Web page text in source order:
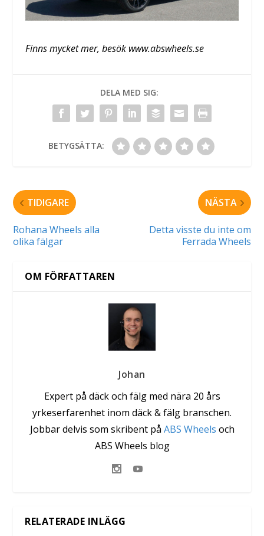
Finns mycket mer, besök www.abswheels.se
DELA MED SIG:
BETYGSÄTTA:
TIDIGARE
Rohana Wheels alla
olika fälgar
NÄSTA
Detta visste du inte om
Ferrada Wheels
OM FÖRFATTAREN
Johan
Expert på däck och fälg med nära 20 års
yrkeserfarenhet inom däck & fälg branschen.
Jobbar delvis som skribent på ABS Wheels och
ABS Wheels blog
RELATERADE INLÄGG